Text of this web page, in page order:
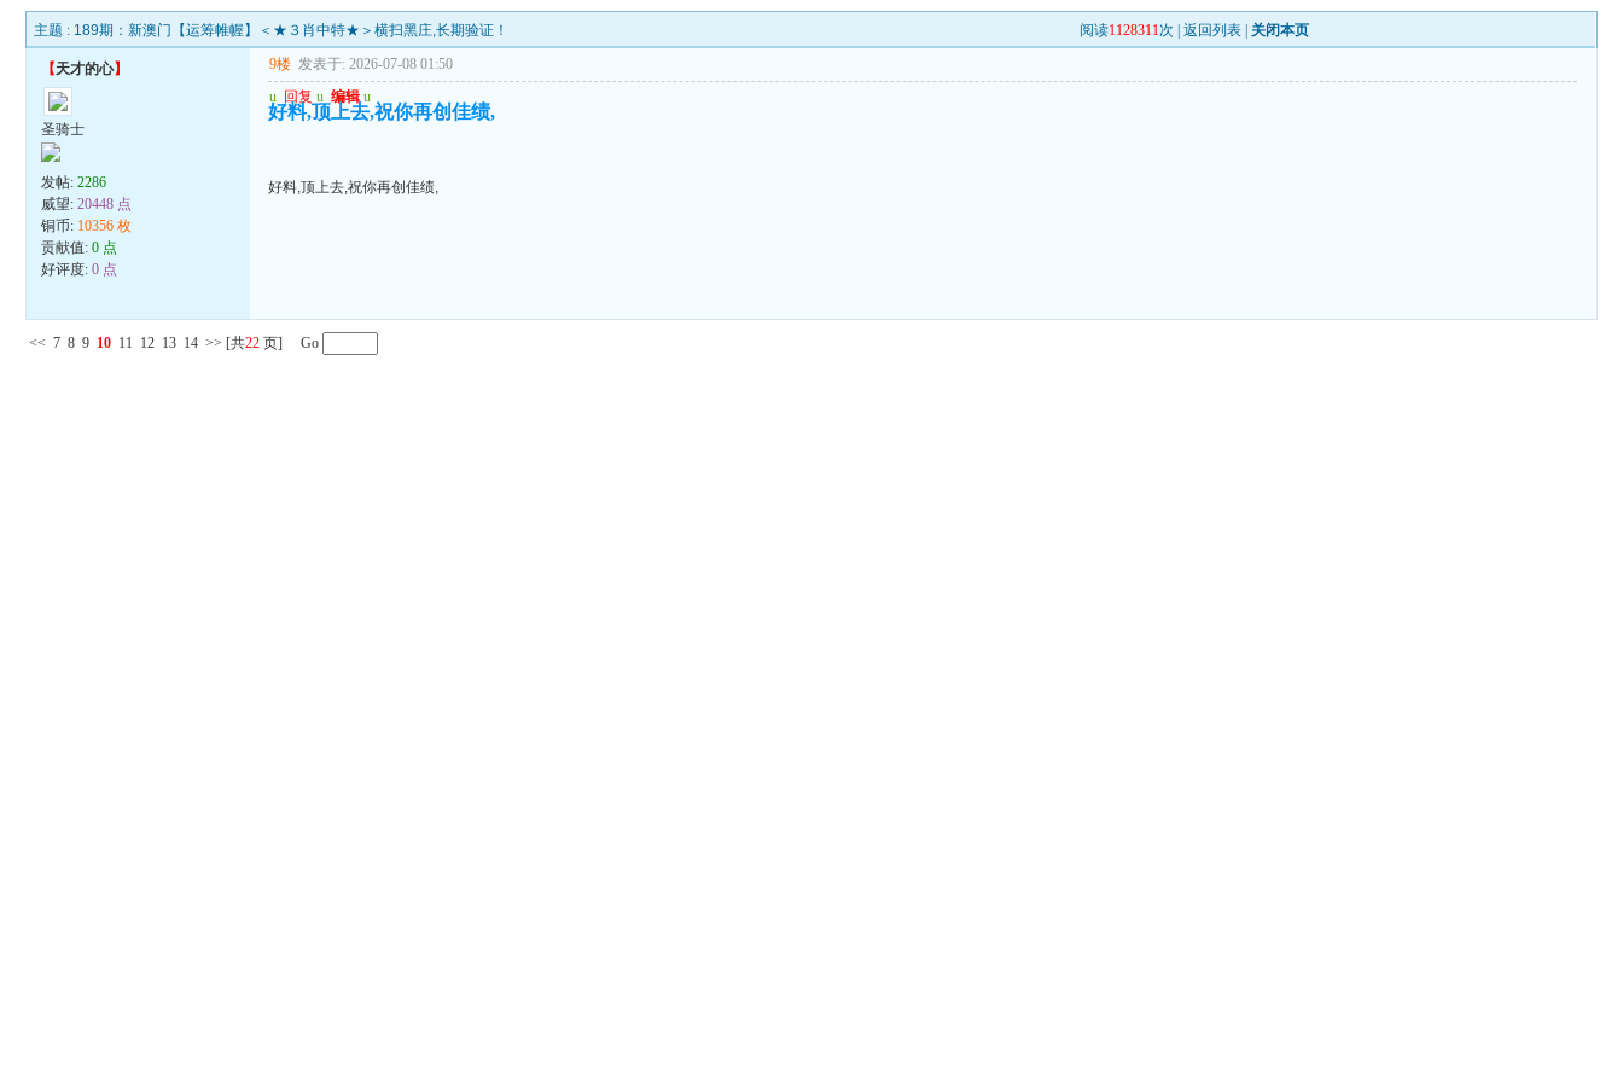
主题 : 189期：新澳门【运筹帷幄】＜★３肖中特★＞横扫黑庄,长期验证！ 阅读1128311次 |返回列表 关闭本页
【天才的心】
圣骑士
发帖:2286
威望:20448 点
铜币: 10356 枚
贡献值:0 点
好评度:0 点
9楼 发表于: 2026-07-08 01:50
u 回复 u 编辑 u
好料,顶上去,祝你再创佳绩,
好料,顶上去,祝你再创佳绩,
<< 7 8 9 10 11 12 13 14 >> [共22 页] Go